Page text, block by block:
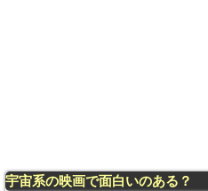
宇宙系の映画で面白いのある？